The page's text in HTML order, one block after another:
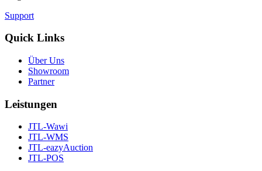
Support
Quick Links
Über Uns
Showroom
Partner
Leistungen
JTL-Wawi
JTL-WMS
JTL-eazyAuction
JTL-POS